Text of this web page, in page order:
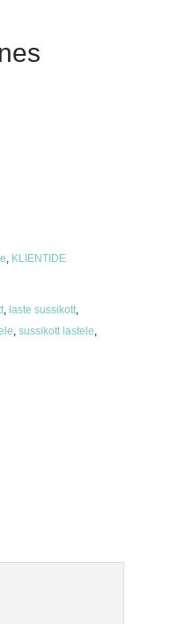
KLIENTIDE
,laste sussikott
,sussikott lastele